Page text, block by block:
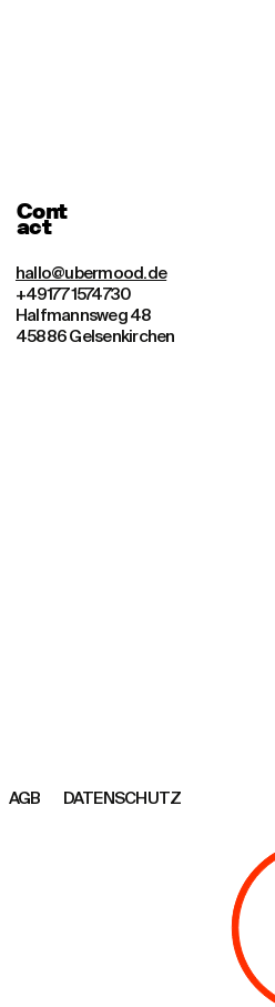
Cont
act
hallo@ubermood.de
+49177 1574730
Halfmannsweg 48
45886 Gelsenkirchen
AGB
DATENSCHUTZ